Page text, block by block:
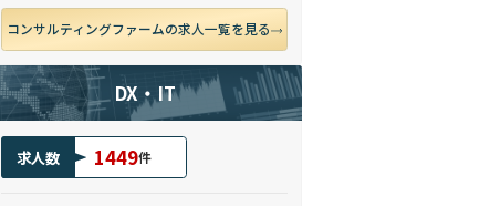
コンサルティングファームの求人一覧を見る
DX・IT
求人数 1449件